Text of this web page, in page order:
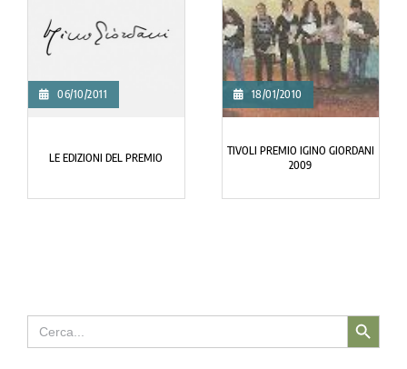
06/10/2011
LE EDIZIONI DEL PREMIO
18/01/2010
TIVOLI PREMIO IGINO GIORDANI
2009
Search
for:
Search Button